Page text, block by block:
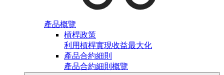
產品概覽
槓桿政策
利用槓桿實現收益最大化
產品合約細則
產品合約細則概覽